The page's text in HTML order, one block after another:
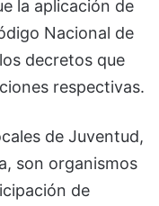
la aplicación de
Nacional de
decretos que
respectivas.
de Juventud,
son organismos
de